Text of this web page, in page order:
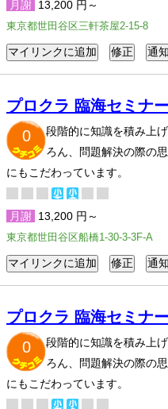
月謝 13,200 円～
東京都世田谷区三軒茶屋2-15-8
プロクラ 臨海セミナ
0
段階的に知識を積み上
ろん、問題解決の際の
にもこだわっています。
月謝 13,200 円～
東京都世田谷区船橋1-30-3-3F-A
プロクラ 臨海セミナ
0
段階的に知識を積み上
ろん、問題解決の際の
にもこだわっています。